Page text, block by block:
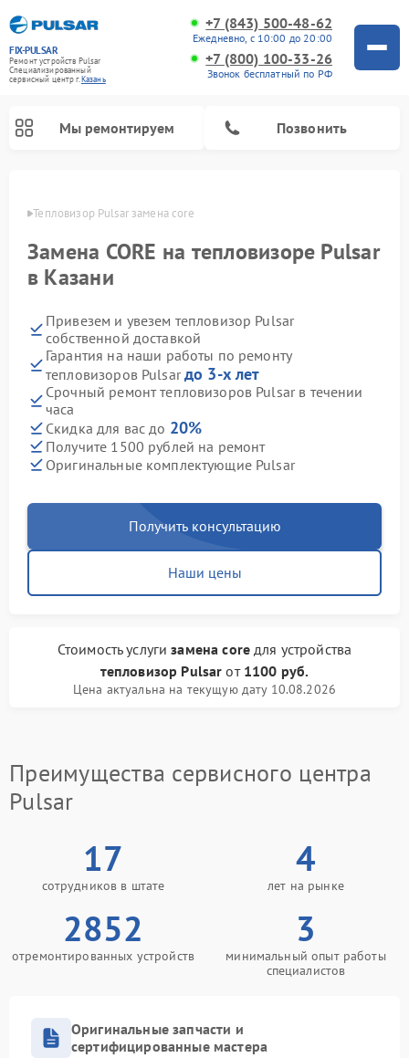
FIX-PULSAR
Ремонт устройств Pulsar
Специализированный
cервисный центр г.Казань
+7 (843) 500-48-62
Ежедневно, с 10:00 до 20:00
+7 (800) 100-33-26
Звонок бесплатный по РФ
Мы ремонтируем Позвонить
Тепловизор Pulsar замена core
Замена CORE на тепловизоре Pulsar
в Казани
Привезем и увезем тепловизор Pulsar
собственной доставкой
Гарантия на наши работы по ремонту
тепловизоров Pulsarдо 3-х лет
Срочный ремонт тепловизоров Pulsar в течении
часа
Скидка для вас до 20%
Получите 1500 рублей на ремонт
Оригинальные комплектующие Pulsar
Получить консультацию
Наши цены
Стоимость услугизамена coreдля устройства
тепловизор Pulsar от 1100 руб.
Цена актуальна на текущую дату 10.08.2026
Преимущества сервисного центра
Pulsar
17
сотрудников в штате
4
лет на рынке
2852
отремонтированных устройств
3
минимальный опыт работы
специалистов
Оригинальные запчасти и
сертифицированные мастера